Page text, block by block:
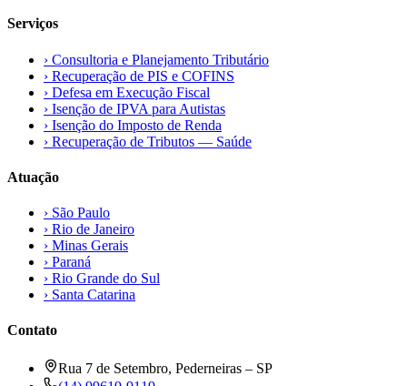
Serviços
› Consultoria e Planejamento Tributário
› Recuperação de PIS e COFINS
› Defesa em Execução Fiscal
› Isenção de IPVA para Autistas
› Isenção do Imposto de Renda
› Recuperação de Tributos — Saúde
Atuação
› São Paulo
› Rio de Janeiro
› Minas Gerais
› Paraná
› Rio Grande do Sul
› Santa Catarina
Contato
Rua 7 de Setembro, Pederneiras – SP